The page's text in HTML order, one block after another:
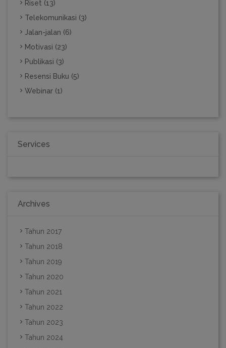
Riset (13)
Telekomunikasi (3)
Jalan-jalan (6)
Motivasi (23)
Publikasi (3)
Resensi Buku (5)
Webinar (1)
Services
Archives
Tahun 2017
Tahun 2018
Tahun 2019
Tahun 2020
Tahun 2021
Tahun 2022
Tahun 2023
Tahun 2024